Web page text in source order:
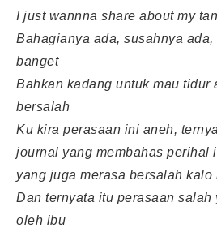
I just wannna share about my
Bahagianya ada, susahnya ada,
banget
Bahkan kadang untuk mau tidur
bersalah
Ku kira perasaan ini aneh,
journal yang membahas perihal
yang juga merasa bersalah kalo
Dan ternyata itu perasaan
oleh ibu